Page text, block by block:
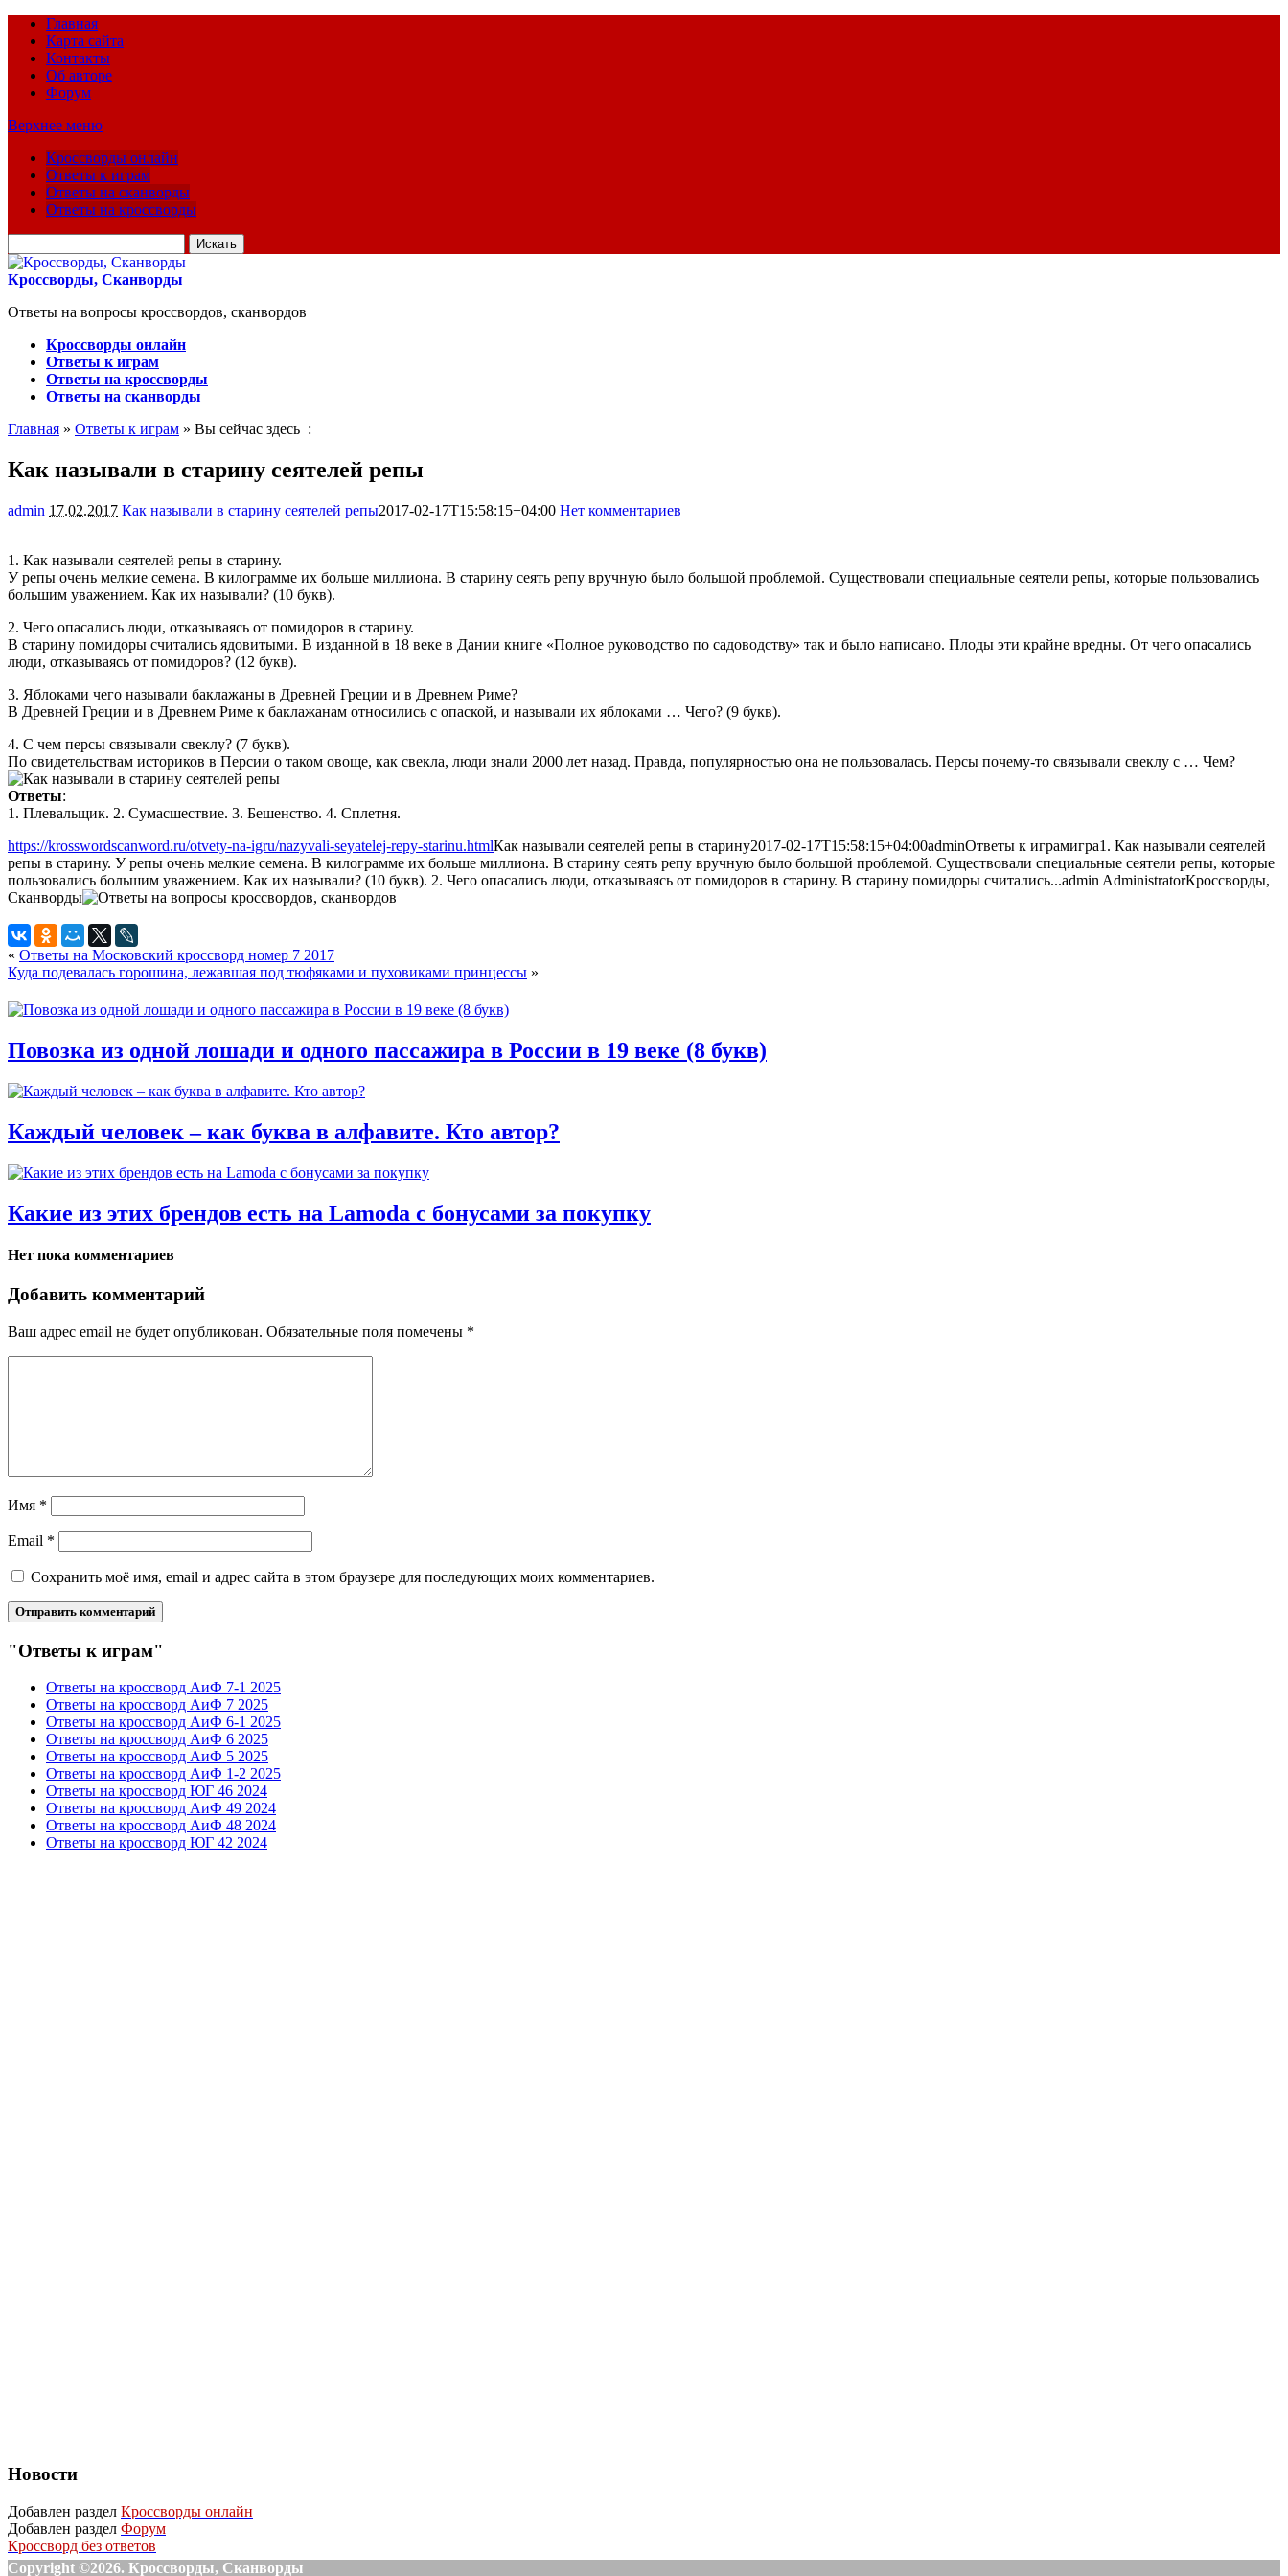
Главная
Карта сайта
Контакты
Об авторе
Форум
Верхнее меню
Кроссворды онлайн
Ответы к играм
Ответы на сканворды
Ответы на кроссворды
для:
Кроссворды, Сканворды
Ответы на вопросы кроссвордов, сканвордов
Кроссворды онлайн
Ответы к играм
Ответы на кроссворды
Ответы на сканворды
Главная » Ответы к играм » Вы сейчас здесь :
Как называли в старину сеятелей репы
admin 17.02.2017 Как называли в старину сеятелей репы2017-02-17T15:58:15+04:00 Нет комментариев
1. Как называли сеятелей репы в старину.
У репы очень мелкие семена. В килограмме их больше миллиона. В старину сеять репу вручную было большой проблемой. Существовали специальные сеятели репы, которые пользовались
большим уважением. Как их называли? (10 букв).
2. Чего опасались люди, отказываясь от помидоров в старину.
В старину помидоры считались ядовитыми. В изданной в 18 веке в Дании книге «Полное руководство по садоводству» так и было написано. Плоды эти крайне вредны. От чего опасались
люди, отказываясь от помидоров? (12 букв).
3. Яблоками чего называли баклажаны в Древней Греции и в Древнем Риме?
В Древней Греции и в Древнем Риме к баклажанам относились с опаской, и называли их яблоками … Чего? (9 букв).
4. С чем персы связывали свеклу? (7 букв).
По свидетельствам историков в Персии о таком овоще, как свекла, люди знали 2000 лет назад. Правда, популярностью она не пользовалась. Персы почему-то связывали свеклу с … Чем?
Ответы:
1. Плевальщик. 2. Сумасшествие. 3. Бешенство. 4. Сплетня.
https://krosswordscanword.ru/otvety-na-igru/nazyvali-seyatelej-repy-starinu.htmlКак называли сеятелей репы в старину2017-02-17T15:58:15+04:00adminОтветы к играмигра1. Как называли сеятелей
репы в старину. У репы очень мелкие семена. В килограмме их больше миллиона. В старину сеять репу вручную было большой проблемой. Существовали специальные сеятели репы, которые
пользовались большим уважением. Как их называли? (10 букв). 2. Чего опасались люди, отказываясь от помидоров в старину. В старину помидоры считались...admin AdministratorКроссворды,
Сканворды
« Ответы на Московский кроссворд номер 7 2017
Куда подевалась горошина, лежавшая под тюфяками и пуховиками принцессы »
Повозка из одной лошади и одного пассажира в России в 19 веке (8 букв)
Каждый человек – как буква в алфавите. Кто автор?
Какие из этих брендов есть на Lamoda с бонусами за покупку
Нет пока комментариев
Добавить комментарий
Ваш адрес email не будет опубликован. Обязательные поля помечены *
Имя *
Email *
Сохранить моё имя, email и адрес сайта в этом браузере для последующих моих комментариев.
"Ответы к играм"
Ответы на кроссворд АиФ 7-1 2025
Ответы на кроссворд АиФ 7 2025
Ответы на кроссворд АиФ 6-1 2025
Ответы на кроссворд АиФ 6 2025
Ответы на кроссворд АиФ 5 2025
Ответы на кроссворд АиФ 1-2 2025
Ответы на кроссворд ЮГ 46 2024
Ответы на кроссворд АиФ 49 2024
Ответы на кроссворд АиФ 48 2024
Ответы на кроссворд ЮГ 42 2024
Новости
Добавлен раздел Кроссворды онлайн
Добавлен раздел Форум
Кроссворд без ответов
Copyright ©2026. Кроссворды, Сканворды